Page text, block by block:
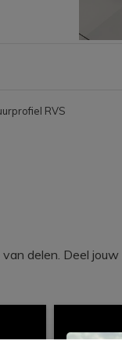
RVS
delen. Deel